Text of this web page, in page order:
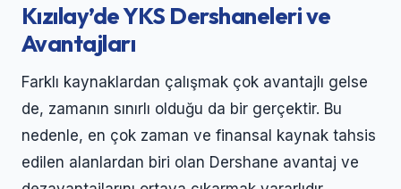
Kızılay’de YKS Dershaneleri ve
Avantajları
Farklı kaynaklardan çalışmak çok avantajlı gelse
de, zamanın sınırlı olduğu da bir gerçektir. Bu
nedenle, en çok zaman ve finansal kaynak tahsis
edilen alanlardan biri olan Dershane avantaj ve